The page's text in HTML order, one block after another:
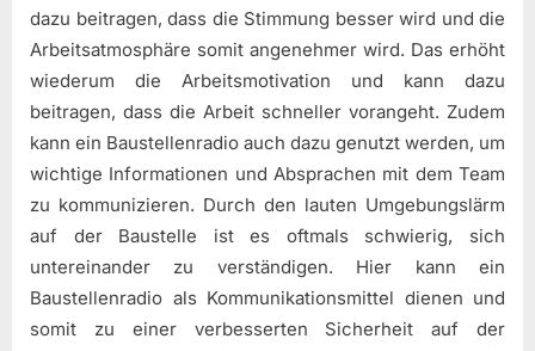
dazu beitragen, dass die Stimmung besser wird und die
Arbeitsatmosphäre somit angenehmer wird. Das erhöht
wiederum die Arbeitsmotivation und kann dazu
beitragen, dass die Arbeit schneller vorangeht. Zudem
kann ein Baustellenradio auch dazu genutzt werden, um
wichtige Informationen und Absprachen mit dem Team
zu kommunizieren. Durch den lauten Umgebungslärm
auf der Baustelle ist es oftmals schwierig, sich
untereinander zu verständigen. Hier kann ein
Baustellenradio als Kommunikationsmittel dienen und
somit zu einer verbesserten Sicherheit auf der